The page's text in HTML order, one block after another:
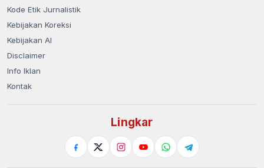
Kode Etik Jurnalistik
Kebijakan Koreksi
Kebijakan AI
Disclaimer
Info Iklan
Kontak
Lingkar